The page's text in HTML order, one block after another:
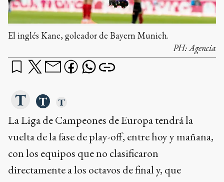
El inglés Kane, goleador de Bayern Munich.
PH:Agencia
La Liga de Campeones de Europa tendrá la
vuelta de la fase de play-off, entre hoy y mañana,
con los equipos que no clasificaron
directamente a los octavos de final y, que